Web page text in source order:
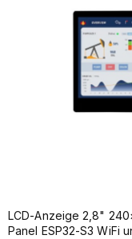
LCD-Anzeige 2,8"
Panel ESP32-S3 WiFi